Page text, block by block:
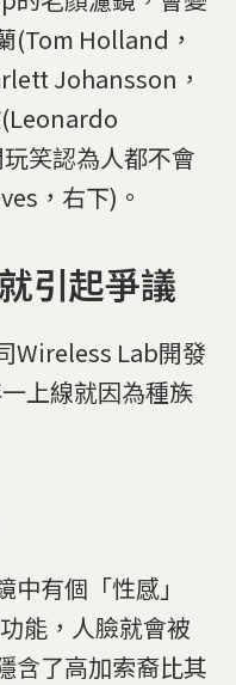
(Tom Holland，
Johansson，
笑認為人都不會
，右下)。
引起爭議
Wireless Lab開發
上線就因為種族
有個「性感」
能，人臉就會被
含了高加索裔比其